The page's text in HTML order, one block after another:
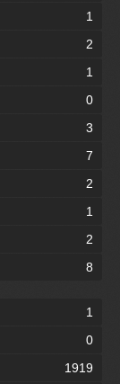
1
2
1
0
3
7
2
1
2
8
1
0
1919